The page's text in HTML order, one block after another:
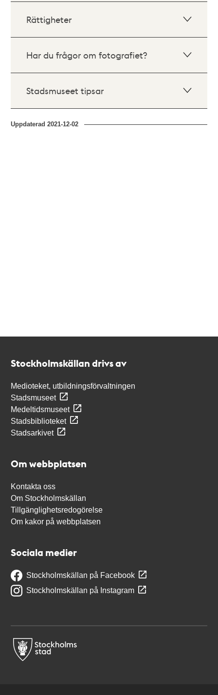
Rättigheter
Har du frågor om fotografiet?
Stadsmuseet tipsar
Uppdaterad2021-12-02
Stockholmskällan drivs av
Medioteket, utbildningsförvaltningen
Stadsmuseet
Medeltidsmuseet
Stadsbiblioteket
Stadsarkivet
Om webbplatsen
Kontakta oss
Om Stockholmskällan
Tillgänglighetsredogörelse
Om kakor på webbplatsen
Sociala medier
Stockholmskällan på Facebook
Stockholmskällan på Instagram